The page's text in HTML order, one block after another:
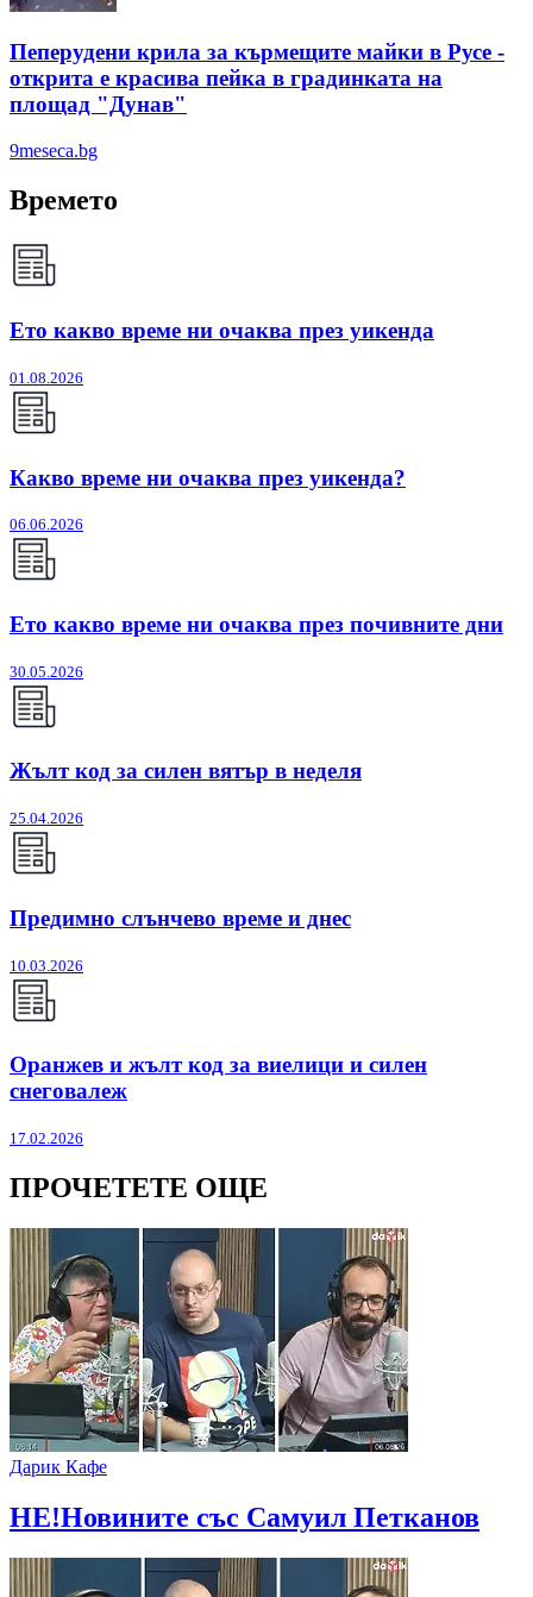
Пеперудени крила за кърмещите майки в Русе -
открита е красива пейка в градинката на
площад "Дунав"
9meseca.bg
Времето
Ето какво време ни очаква през уикенда
01.08.2026
Какво време ни очаква през уикенда?
06.06.2026
Ето какво време ни очаква през почивните дни
30.05.2026
Жълт код за силен вятър в неделя
25.04.2026
Предимно слънчево време и днес
10.03.2026
Оранжев и жълт код за виелици и силен
снеговалеж
17.02.2026
ПРОЧЕТЕТЕ ОЩЕ
Дарик Кафе
НЕ!Новините със Самуил Петканов